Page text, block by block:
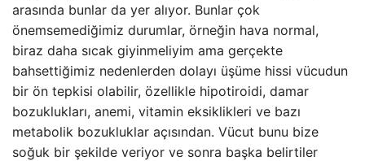
arasında bunlar da yer alıyor. Bunlar çok
önemsemediğimiz durumlar, örneğin hava normal,
biraz daha sıcak giyinmeliyim ama gerçekte
bahsettiğimiz nedenlerden dolayı üşüme hissi vücudun
bir ön tepkisi olabilir, özellikle hipotiroidi, damar
bozuklukları, anemi, vitamin eksiklikleri ve bazı
metabolik bozukluklar açısından. Vücut bunu bize
soğuk bir şekilde veriyor ve sonra başka belirtiler